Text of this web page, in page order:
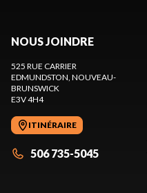
NOUS JOINDRE
525 RUE CARRIER
EDMUNDSTON, NOUVEAU-
BRUNSWICK
E3V 4H4
ITINÉRAIRE
506 735-5045